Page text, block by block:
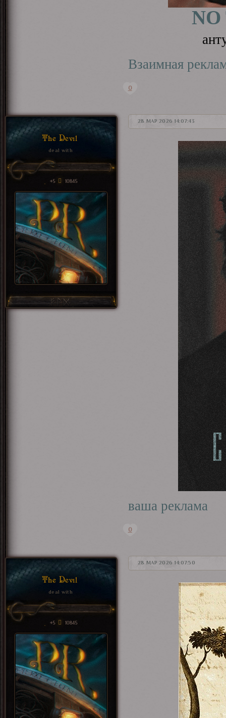
Взаимная
0
28 МАР 2026 14:07:43
The Devil
deal with
+5 10845
ваша реклама
0
28 МАР 2026 14:07:50
The Devil
deal with
+5 10845